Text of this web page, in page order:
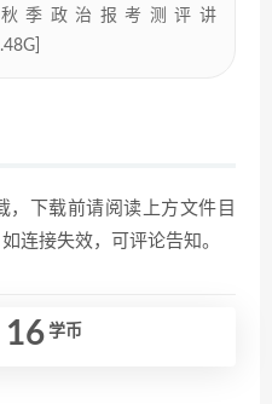
秋季政治报考测评讲
，下载前请阅读上方文件目
连接失效，可评论告知。
16 学币